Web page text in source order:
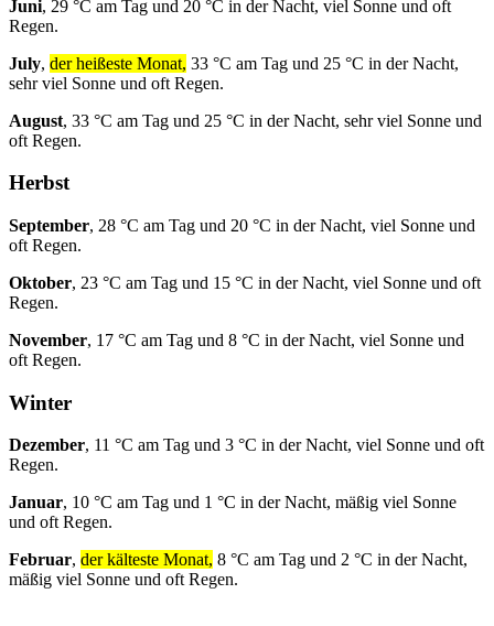
Juni, 29 °C am Tag und 20 °C in der Nacht, viel Sonne und oft
Regen.
July, der heißeste Monat, 33 °C am Tag und 25 °C in der Nacht,
sehr viel Sonne und oft Regen.
August, 33 °C am Tag und 25 °C in der Nacht, sehr viel Sonne und
oft Regen.
Herbst
September, 28 °C am Tag und 20 °C in der Nacht, viel Sonne und
oft Regen.
Oktober, 23 °C am Tag und 15 °C in der Nacht, viel Sonne und oft
Regen.
November, 17 °C am Tag und 8 °C in der Nacht, viel Sonne und
oft Regen.
Winter
Dezember, 11 °C am Tag und 3 °C in der Nacht, viel Sonne und oft
Regen.
Januar, 10 °C am Tag und 1 °C in der Nacht, mäßig viel Sonne
und oft Regen.
Februar, der kälteste Monat, 8 °C am Tag und 2 °C in der Nacht,
mäßig viel Sonne und oft Regen.